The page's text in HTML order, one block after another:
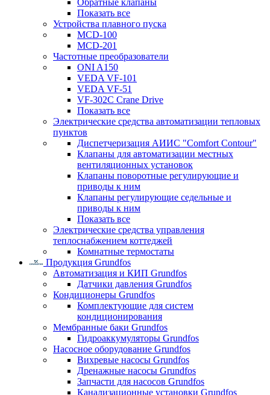
Обратные клапаны
Показать все
Устройства плавного пуска
MCD-100
MCD-201
Частотные преобразователи
ONI A150
VEDA VF-101
VEDA VF-51
VF-302C Crane Drive
Показать все
Электрические средства автоматизации тепловых
пунктов
Диспетчеризация АИИС "Comfort Contour"
Клапаны для автоматизации местных
вентиляционных установок
Клапаны поворотные регулирующие и
приводы к ним
Клапаны регулирующие седельные и
приводы к ним
Показать все
Электрические средства управления
теплоснабжением коттеджей
Комнатные термостаты
Продукция Grundfos
Автоматизация и КИП Grundfos
Датчики давления Grundfos
Кондиционеры Grundfos
Комплектующие для систем
кондиционирования
Мембранные баки Grundfos
Гидроаккумуляторы Grundfos
Насосное оборудование Grundfos
Вихревые насосы Grundfos
Дренажные насосы Grundfos
Запчасти для насосов Grundfos
Канализационные установки Grundfos